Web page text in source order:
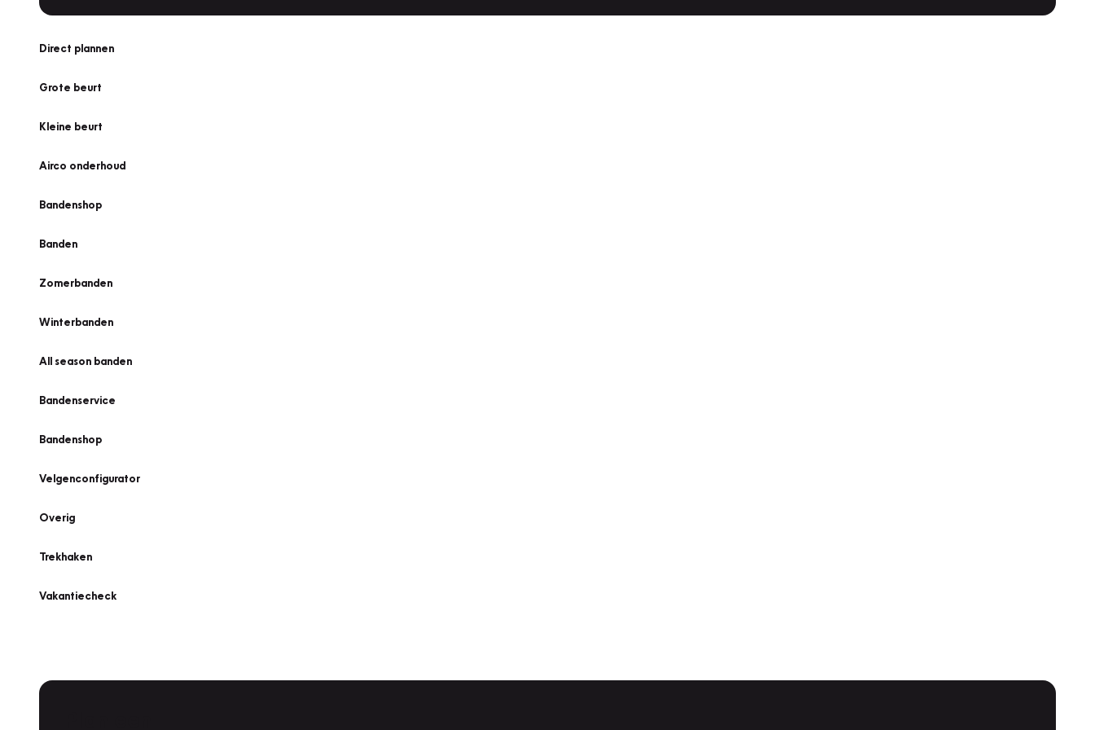
Direct plannen
Grote beurt
Kleine beurt
Airco onderhoud
Bandenshop
Banden
Zomerbanden
Winterbanden
All season banden
Bandenservice
Bandenshop
Velgenconfigurator
Overig
Trekhaken
Vakantiecheck